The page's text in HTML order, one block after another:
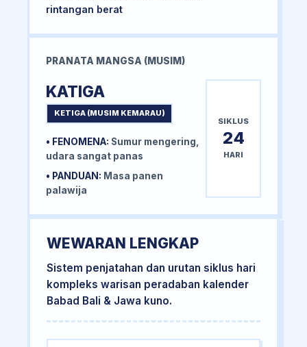
rintangan berat
PRANATA MANGSA (MUSIM)
KATIGA
KETIGA (MUSIM KEMARAU)
• FENOMENA: Sumur mengering,
udara sangat panas
• PANDUAN: Masa panen
palawija
SIKLUS
24
HARI
WEWARAN LENGKAP
Sistem penjatahan dan urutan siklus hari
kompleks warisan peradaban kalender
Babad Bali & Jawa kuno.